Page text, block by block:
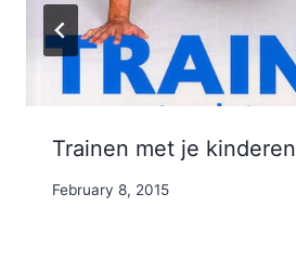
Trainen met je kinderen
By
February 8, 2015